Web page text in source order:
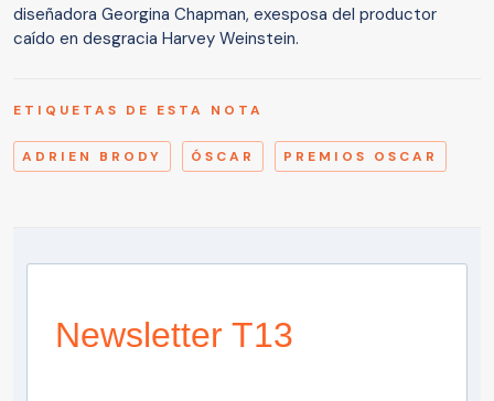
diseñadora Georgina Chapman, exesposa del productor
caído en desgracia Harvey Weinstein.
ETIQUETAS DE ESTA NOTA
ADRIEN BRODY ÓSCAR PREMIOS OSCAR
Newsletter T13